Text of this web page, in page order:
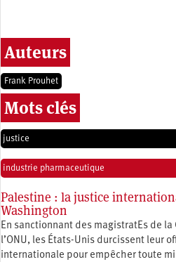
Auteurs
Frank Prouhet
Mots clés
justice
industrie pharmaceutique
Palestine : la justice
Washington
En sanctionnant des magistratEs de
l’ONU, les États-Unis durcissent leur
internationale pour empêcher toute